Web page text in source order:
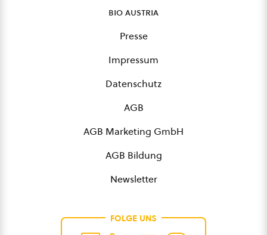
bio austria
Presse
Impressum
Datenschutz
AGB
AGB Marketing GmbH
AGB Bildung
Newsletter
FOLGE UNS